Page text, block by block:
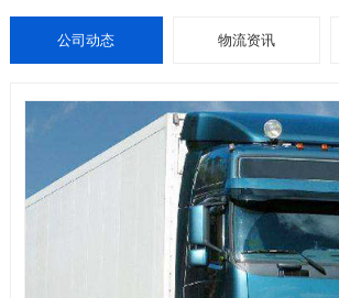
公司动态 物流资讯